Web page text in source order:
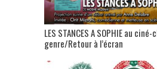
LES STANCES A SOPHIE au ciné-
genre/Retour à l’écran